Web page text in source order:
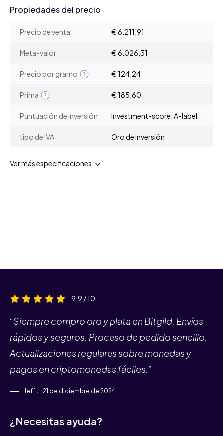
Propiedades del precio
Precio de venta € 6.211,91
Meta-valor € 6.026,31
Precio por gramo € 124,24
Prima € 185,60
Puntuación de inversión Investment-score: A-label
tipo de IVA Oro de inversión
Ver más especificaciones
9,9 / 10
“Siempre compro oro y plata en Bitgild. Envíos
rápidos y seguros. Proceso de pedido sencillo.
Actualizaciones regulares sobre monedas y
pagos en criptomonedas fáciles.”
Jeff J., 21 de diciembre de 2024
¿Necesitas ayuda?